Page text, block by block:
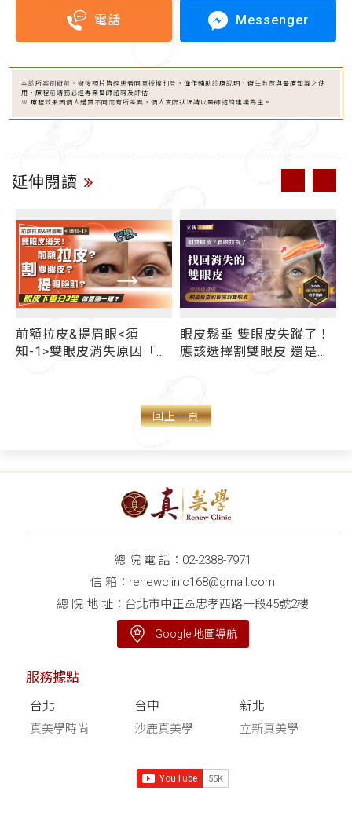
電話 Messenger
本診所案例術前、術後照片皆經患者同意授權刊登，僅作輔助診療說明、衛生教育與醫療知識之使
用，療程前請務必經專業醫師諮詢及評估
※ 療程效果因個人體質不同而有所差異，個人實際狀況請以醫師諮詢建議為主。
延伸閱讀
前額拉皮&提眉眼<須
知-1>雙眼皮消失原因「有
割雙眼皮/提眼瞼肌 選哪
眼皮鬆垂 雙眼皮失蹤了！
應該選擇割雙眼皮 還是眉
回上一頁
總 院 電 話： 02-2388-7971
信 箱： renewclinic168@gmail.com
總 院 地 址：台北市中正區忠孝西路一段45號2樓
Google 地圖導航
服務據點
台北
真美學時尚
台中
沙鹿真美學
新北
立新真美學